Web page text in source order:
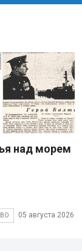
над морем
05 августа 2026